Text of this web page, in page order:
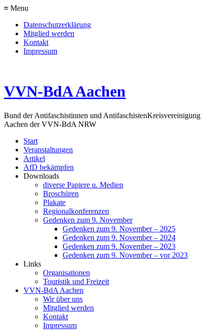
≡ Menu
Datenschutzerklärung
Mitglied werden
Kontakt
Impressum
VVN-BdA Aachen
Bund der Antifaschistinnen und AntifaschistenKreisvereinigung
Aachen der VVN-BdA NRW
Start
Veranstaltungen
Artikel
AfD bekämpfen
Downloads
diverse Papiere u. Medien
Broschüren
Plakate
Regionalkonferenzen
Gedenken zum 9. November
Gedenken zum 9. November – 2025
Gedenken zum 9. November – 2024
Gedenken zum 9. November – 2023
Gedenken zum 9. November – vor 2023
Links
Organisationen
Touristik und Freizeit
VVN-BdA Aachen
Wir über uns
Mitglied werden
Kontakt
Impressum